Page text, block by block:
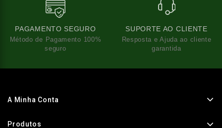
PAGAMENTO SEGURO
Método de Pagamento 100%
seguro
SUPORTE AO CLIENTE
Resposta e Ajuda ao cliente
garantida
A Minha Conta
Produtos